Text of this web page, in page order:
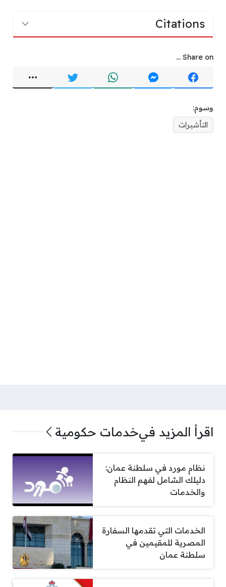
Citations
Share on ...
وسوم:
التأشيرات
اقرأ المزيد فيخدمات حكومية
نظام مورد في سلطنة عمان:
دليلك الشامل لفهم النظام
والخدمات
الخدمات التي تقدمها السفارة
المصرية للمقيمين في
سلطنة عمان